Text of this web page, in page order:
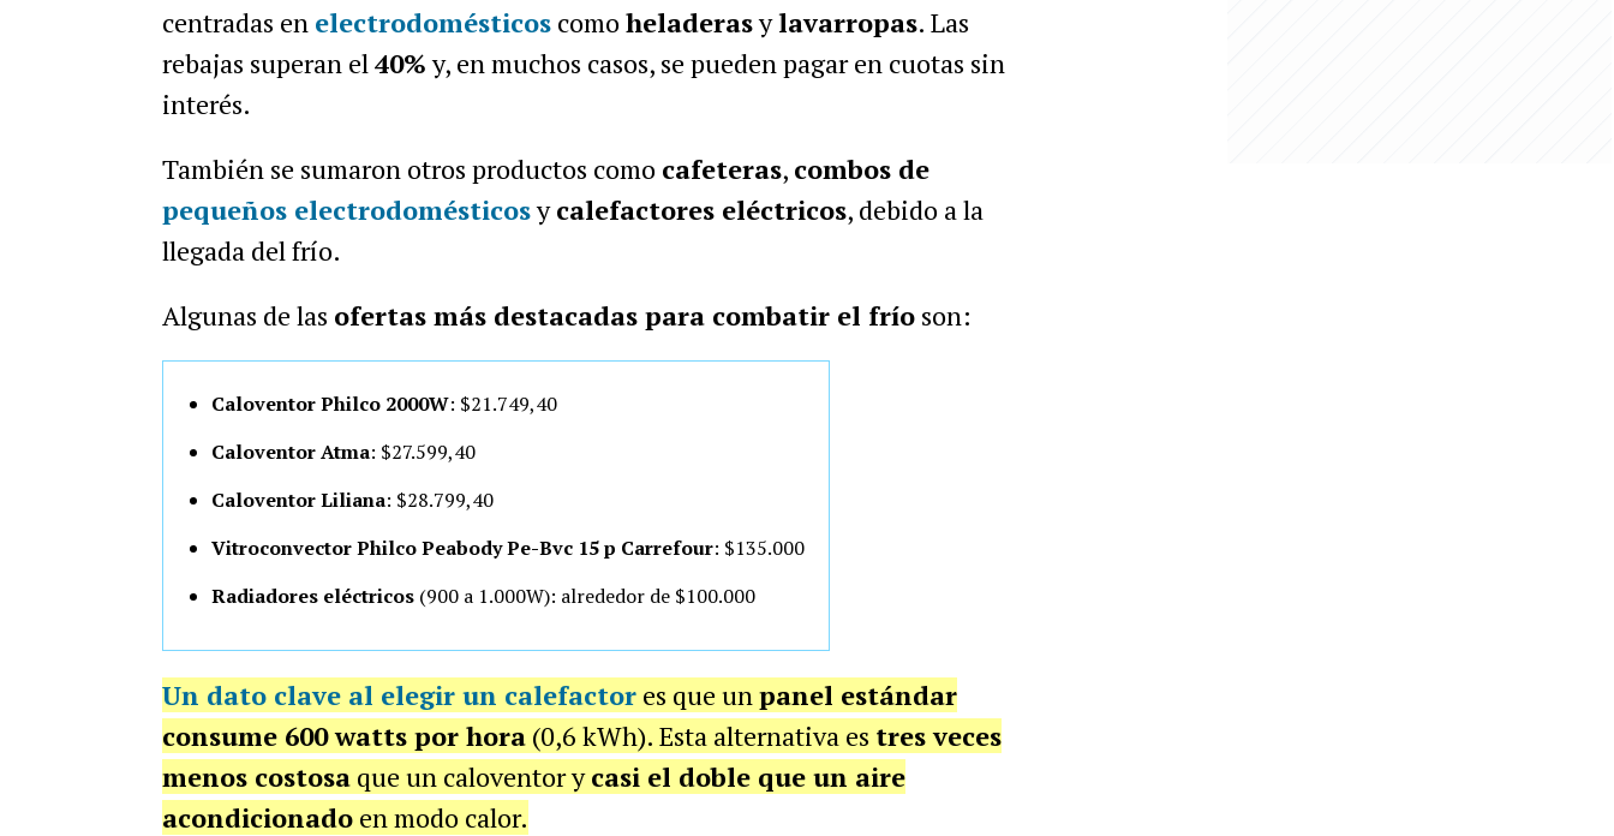
centradas en electrodomésticoscomo heladerasylavarropas. Las
rebajas superan el40%y, en muchos casos, se pueden pagar en cuotas sin
interés.
También se sumaron otros productos como cafeteras, combos de
pequeños electrodomésticosycalefactores eléctricos, debido a la
llegada del frío.
Algunas de las ofertas más destacadas para combatir el fríoson:
Caloventor Philco 2000W: $21.749,40
Caloventor Atma: $27.599,40
Caloventor Liliana: $28.799,40
Vitroconvector Philco Peabody Pe-Bvc 15 p Carrefour: $135.000
Radiadores eléctricos(900 a 1.000W): alrededor de $100.000
Un dato clave al elegir un calefactores que unpanel estándar
consume 600 watts por hora(0,6 kWh). Esta alternativa es tres veces
menos costosaque un caloventor ycasi el doble que un aire
acondicionadoen modo calor.